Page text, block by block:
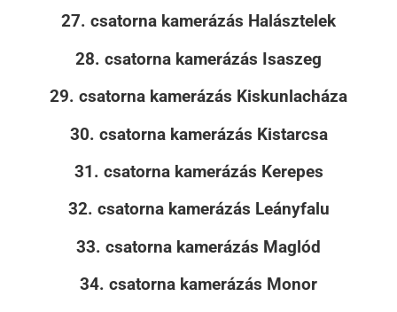
27. csatorna kamerázás Halásztelek
28. csatorna kamerázás Isaszeg
29. csatorna kamerázás Kiskunlacháza
30. csatorna kamerázás Kistarcsa
31. csatorna kamerázás Kerepes
32. csatorna kamerázás Leányfalu
33. csatorna kamerázás Maglód
34. csatorna kamerázás Monor